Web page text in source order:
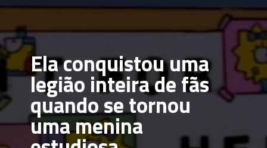
Ela conquistou uma
legião inteira de fãs
quando se tornou
uma menina